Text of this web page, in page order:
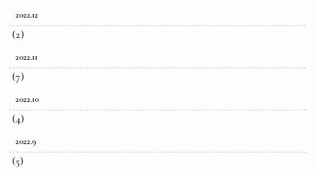
2022.12
(2)
2022.11
(7)
2022.10
(4)
2022.9
(5)